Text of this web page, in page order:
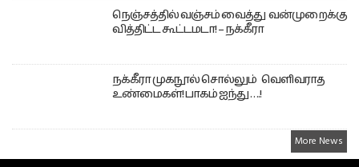
நெஞ்சத்தில் வஞ்சம் வைத்து வன்முறைக்கு
வித்திட்ட கூட்டமடா! – நக்கீரா
நக்கீரா முகநூல் சொல்லும் வெளிவராத
உண்மைகள்! பாகம் ஐந்து ….!
More News